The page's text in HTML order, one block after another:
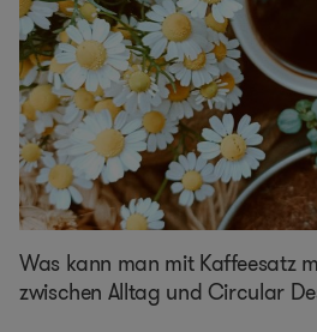
Was kann man mit Kaffeesatz
zwischen Alltag und Circular